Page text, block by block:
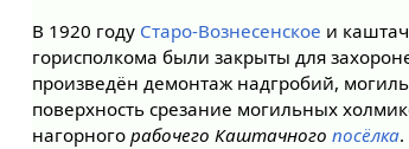
В 1920 году Старо-Вознесенское и
горисполкома были закрыты для
произведён демонтаж надгробий,
поверхность срезание могильных
нагорногорабочего Каштачногопосёлка.